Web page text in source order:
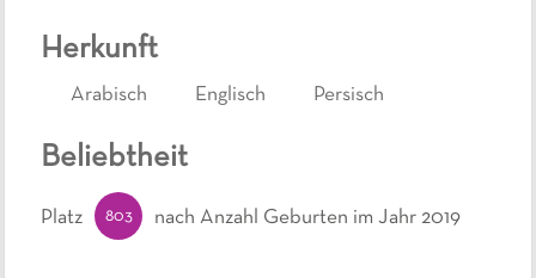
Herkunft
Arabisch Englisch Persisch
Beliebtheit
Platz 803 nach Anzahl Geburten im Jahr 2019